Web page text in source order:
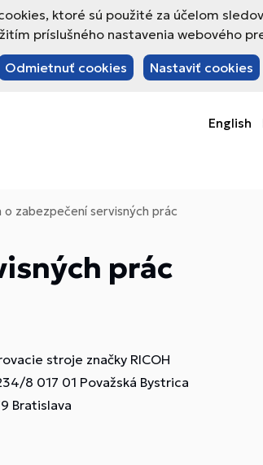
ktoré sú použité za účelom
príslušného nastavenia webového
Odmietnuť cookies Nastaviť cookies
English
o zabezpečení servisných prác
prác
stroje značky RICOH
8 017 01 Považská Bystrica
Bratislava